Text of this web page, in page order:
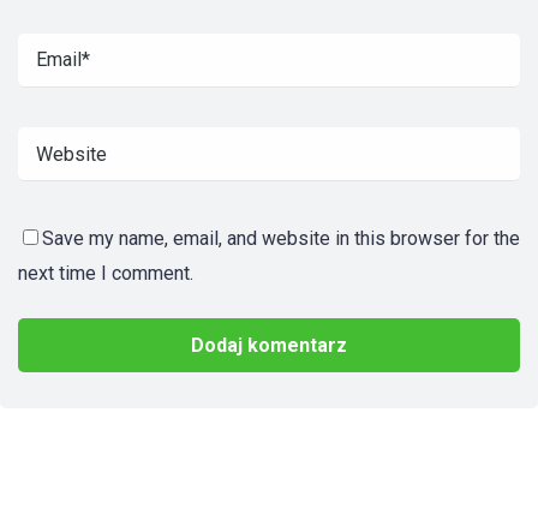
Save my name, email, and website in this browser for the
next time I comment.